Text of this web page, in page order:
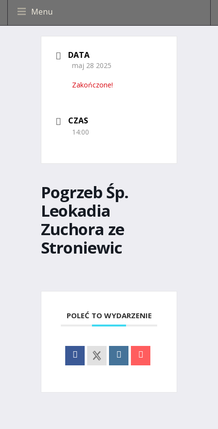
Menu
DATA
maj 28 2025
Zakończone!
CZAS
14:00
Pogrzeb Śp.
Leokadia
Zuchora ze
Stroniewic
POLEĆ TO WYDARZENIE